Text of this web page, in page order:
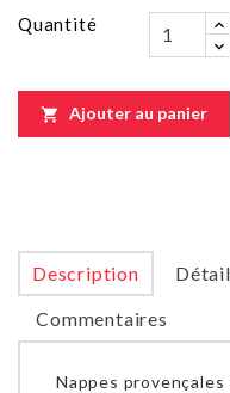
Quantité
 Ajouter au panier
Description
Commentaires
Nappes